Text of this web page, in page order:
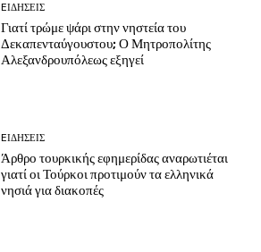
EΙΔΗΣΕΙΣ
Γιατί τρώμε ψάρι στην νηστεία του
Δεκαπενταύγουστου; Ο Μητροπολίτης
Αλεξανδρουπόλεως εξηγεί
EΙΔΗΣΕΙΣ
Άρθρο τουρκικής εφημερίδας αναρωτιέται
γιατί οι Τούρκοι προτιμούν τα ελληνικά
νησιά για διακοπές